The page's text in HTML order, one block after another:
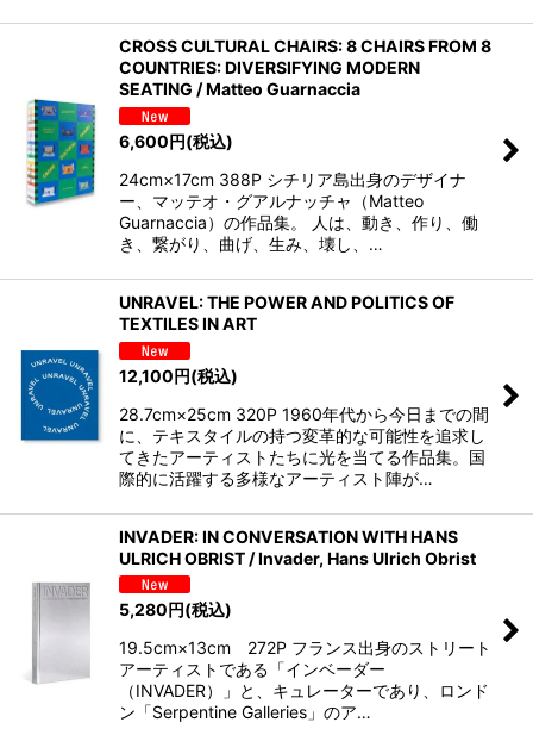
CROSS CULTURAL CHAIRS: 8 CHAIRS FROM 8
COUNTRIES: DIVERSIFYING MODERN
SEATING / Matteo Guarnaccia
6,600円(税込)
24cm×17cm 388P シチリア島出身のデザイナ
ー、マッテオ・グアルナッチャ（Matteo
Guarnaccia）の作品集。 人は、動き、作り、働
き、繋がり、曲げ、生み、壊し、…
UNRAVEL: THE POWER AND POLITICS OF
TEXTILES IN ART
12,100円(税込)
28.7cm×25cm 320P 1960年代から今日までの間
に、テキスタイルの持つ変革的な可能性を追求し
てきたアーティストたちに光を当てる作品集。国
際的に活躍する多様なアーティスト陣が…
INVADER: IN CONVERSATION WITH HANS
ULRICH OBRIST / Invader, Hans Ulrich Obrist
5,280円(税込)
19.5cm×13cm 272P フランス出身のストリート
アーティストである「インベーダー
（INVADER）」と、キュレーターであり、ロンド
ン「Serpentine Galleries」のア…